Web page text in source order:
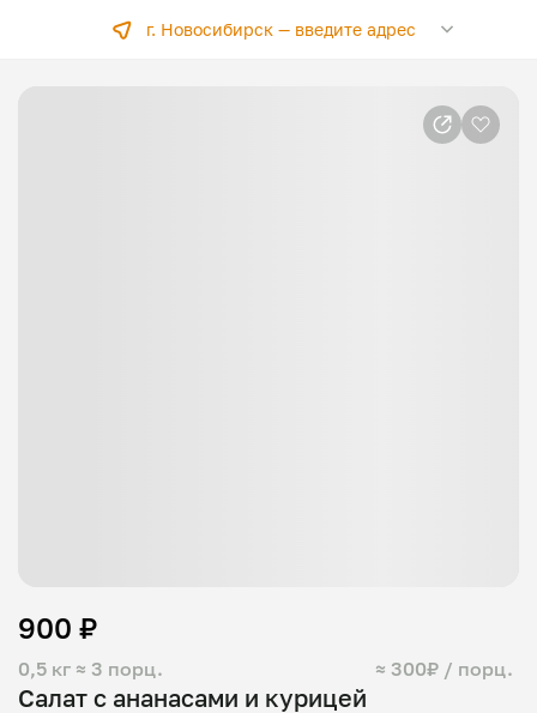
г. Новосибирск —введите адрес
Салат с ананасами и курицей
0,5 кг ≈ 3 порц. ≈ 300₽ / порц.
900 ₽